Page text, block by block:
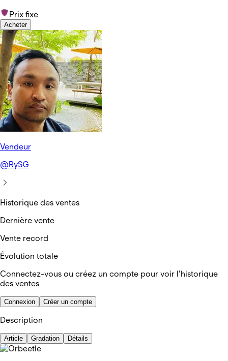
Prix fixe
Acheter
Vendeur
@RySG
Historique des ventes
Dernière vente
Vente record
Évolution totale
Connectez-vous ou créez un compte pour voir l'historique
des ventes
Connexion Créer un compte
Description
Article Gradation Détails